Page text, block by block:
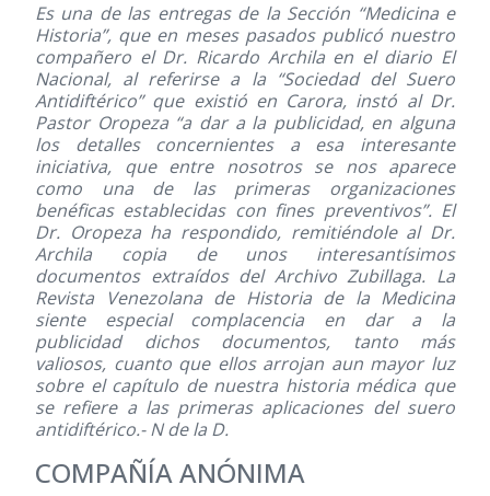
Es una de las entregas de la Sección “Medicina e
Historia”, que en meses pasados publicó nuestro
compañero el Dr. Ricardo Archila en el diario El
Nacional, al referirse a la “Sociedad del Suero
Antidiftérico” que existió en Carora, instó al Dr.
Pastor Oropeza “a dar a la publicidad, en alguna
los detalles concernientes a esa interesante
iniciativa, que entre nosotros se nos aparece
como una de las primeras organizaciones
benéficas establecidas con fines preventivos”. El
Dr. Oropeza ha respondido, remitiéndole al Dr.
Archila copia de unos interesantísimos
documentos extraídos del Archivo Zubillaga. La
Revista Venezolana de Historia de la Medicina
siente especial complacencia en dar a la
publicidad dichos documentos, tanto más
valiosos, cuanto que ellos arrojan aun mayor luz
sobre el capítulo de nuestra historia médica que
se refiere a las primeras aplicaciones del suero
antidiftérico.- N de la D.
COMPAÑÍA ANÓNIMA